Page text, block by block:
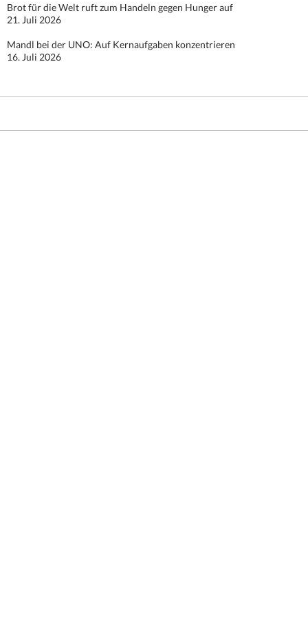
Brot für die Welt ruft zum Handeln gegen Hunger auf
21. Juli 2026
Mandl bei der UNO: Auf Kernaufgaben konzentrieren
16. Juli 2026